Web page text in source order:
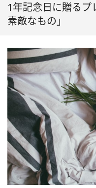
1年記念日に贈る
素敵なもの」